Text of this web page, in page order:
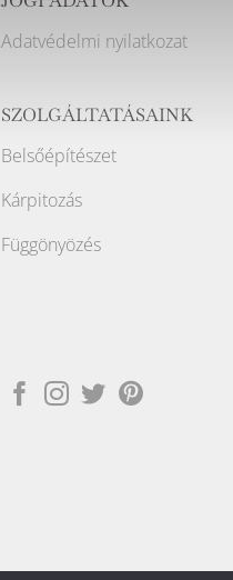
Adatvédelmi nyilatkozat
SZOLGÁLTATÁSAINK
Belsőépítészet
Kárpitozás
Függönyözés